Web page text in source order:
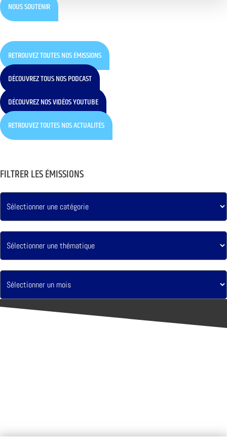
NOUS SOUTENIR
RETROUVEZ TOUTES NOS ÉMISSIONS
DÉCOUVREZ TOUS NOS PODCAST
DÉCOUVREZ NOS VIDÉOS YOUTUBE
RETROUVEZ TOUTES NOS ACTUALITÉS
FILTRER LES ÉMISSIONS